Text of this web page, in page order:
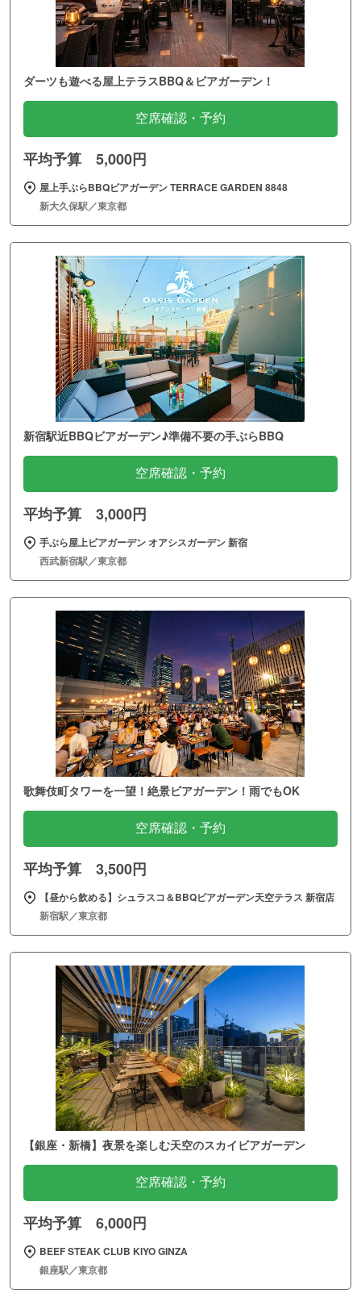
ダーツも遊べる屋上テラスBBQ＆ビアガーデン！
空席確認・予約
平均予算 5,000円
屋上手ぶらBBQビアガーデン TERRACE GARDEN 8848
新大久保駅／東京都
新宿駅近BBQビアガーデン♪準備不要の手ぶらBBQ
空席確認・予約
平均予算 3,000円
手ぶら屋上ビアガーデン オアシスガーデン 新宿
西武新宿駅／東京都
歌舞伎町タワーを一望！絶景ビアガーデン！雨でもOK
空席確認・予約
平均予算 3,500円
【昼から飲める】シュラスコ＆BBQビアガーデン天空テラス 新宿店
新宿駅／東京都
【銀座・新橋】夜景を楽しむ天空のスカイビアガーデン
空席確認・予約
平均予算 6,000円
BEEF STEAK CLUB KIYO GINZA
銀座駅／東京都